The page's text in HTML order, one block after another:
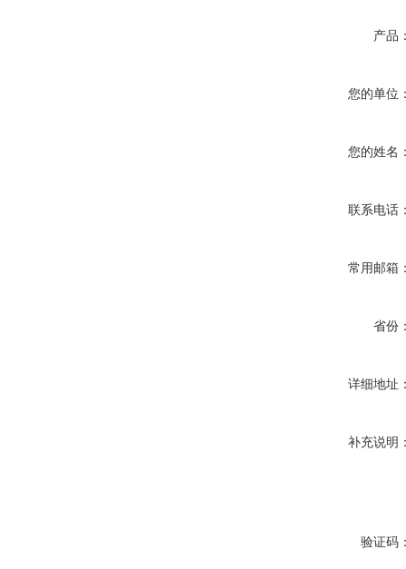
产品
您的单位
您的姓名
联系电话
常用邮箱
省份
详细地址
补充说明
验证码